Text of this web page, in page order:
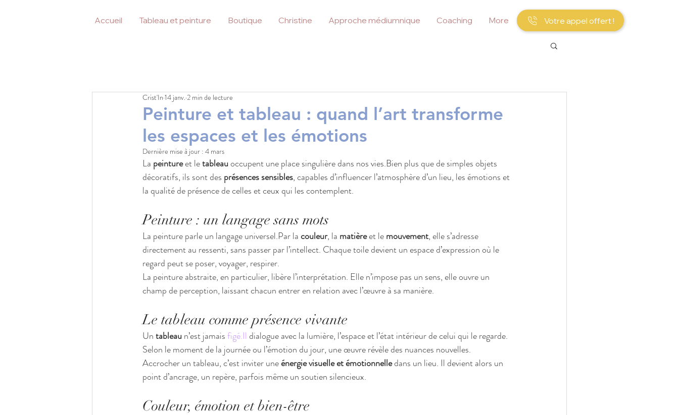
Accueil Tableau et peinture Boutique Christine Approche médiumnique Coaching More Votre appel offert !
Nu artistique contemporain :
minimalisme, émotion et élégance
dans l’art mural français
Le nu artistique a longtemps fasciné et inspiré les artistes à travers
les siècles. Aujourd’hui, cet art trouve un souffle nouveau grâce à
des créateurs contemporains qui réinterprètent le corps avec
d’esthétique, de minimalisme, de lumière et d’émotion. Avec
l'avènement de l’ac
Pourquoi les tableaux de nus
pièces maîtresses dans les intérieurs
haut de gamme en 2026
Les tableaux de nu artistique contemporain en 2026
Crist'In
Peinture et tableau : quand l’art transforme
les espaces et les émotions
Crist'In 14 janv. 2 min de lecture
Dernière mise à jour : 4 mars
La peinture et le tableau occupent une place singulière dans nos vies.Bien plus que de simples objets
décoratifs, ils sont des présences sensibles, capables d’influencer l’atmosphère d’un lieu, les émotions et
la qualité de présence de celles et ceux qui les contemplent.
Peinture : un langage sans mots
La peinture parle un langage universel.Par la couleur, la matière et le mouvement, elle s’adresse
directement au ressenti, sans passer par l’intellect. Chaque toile devient un espace d’expression où le
regard peut se poser, voyager, respirer.
La peinture abstraite, en particulier, libère l’interprétation. Elle n’impose pas un sens, elle ouvre un
champ de perception, laissant chacun entrer en relation avec l’œuvre à sa manière.
Le tableau comme présence vivante
Un tableau n’est jamais figé.Il dialogue avec la lumière, l’espace et l’état intérieur de celui qui le regarde.
Selon le moment de la journée ou l’émotion du jour, une œuvre révèle des nuances nouvelles.
Accrocher un tableau, c’est inviter une énergie visuelle et émotionnelle dans un lieu. Il devient alors un
point d’ancrage, un repère, parfois même un soutien silencieux.
Couleur, émotion et bien-être